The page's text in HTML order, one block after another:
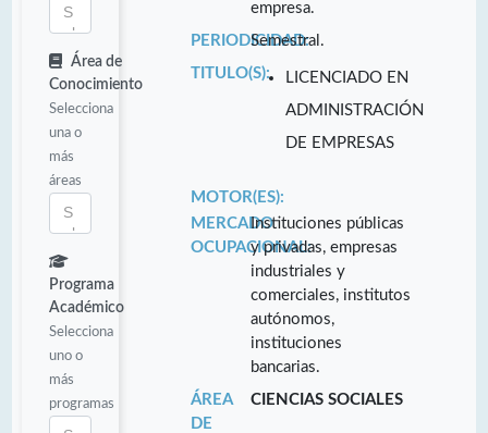
Área de
Conocimiento
Selecciona
una o
más
áreas
Programa
Académico
Selecciona
uno o
más
programas
empresa.
PERIODICIDAD:
Semestral.
TITULO(S):
LICENCIADO EN
ADMINISTRACIÓN
DE EMPRESAS
MOTOR(ES):
MERCADO
OCUPACIONAL:
Instituciones públicas
y privadas, empresas
industriales y
comerciales, institutos
autónomos,
instituciones
bancarias.
ÁREA
DE
CIENCIAS SOCIALES